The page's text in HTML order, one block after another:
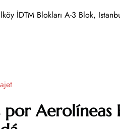
İDTM Blokları A-3 Blok,
por